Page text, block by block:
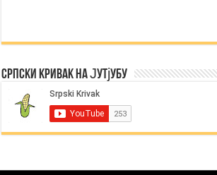
Српски Кривак на Јутјубу